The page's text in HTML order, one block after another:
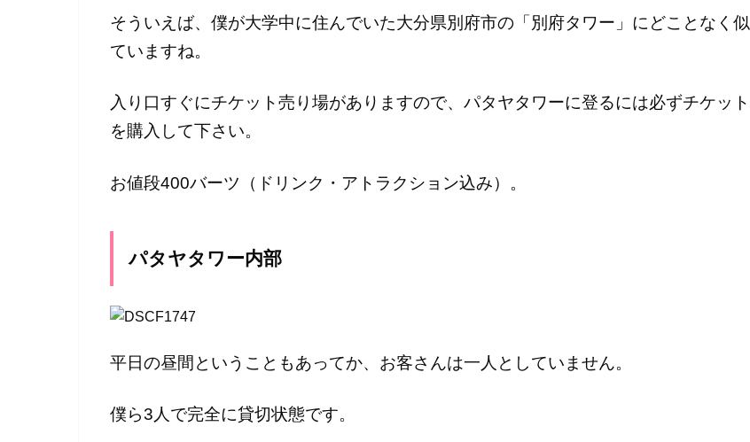
そういえば、僕が大学中に住んでいた大分県別府市の「別府タワー」にどことなく似
ていますね。
入り口すぐにチケット売り場がありますので、パタヤタワーに登るには必ずチケット
を購入して下さい。
お値段400バーツ（ドリンク・アトラクション込み）。
パタヤタワー内部
平日の昼間ということもあってか、お客さんは一人としていません。
僕ら3人で完全に貸切状態です。